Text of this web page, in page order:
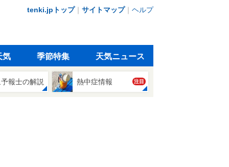
tenki.jpトップ｜ サイトマップ｜ ヘルプ
気 季節特集 天気ニュース
報士の解説 熱中症情報 注目